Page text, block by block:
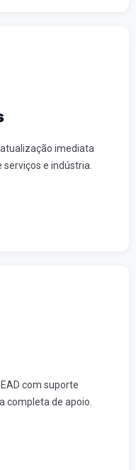
imediata
e indústria.
com suporte
completa de apoio.